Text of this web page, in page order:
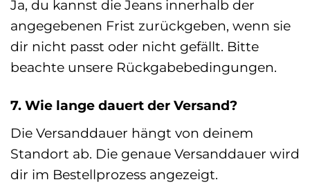
Ja, du kannst die Jeans innerhalb der
angegebenen Frist zurückgeben, wenn sie
dir nicht passt oder nicht gefällt. Bitte
beachte unsere Rückgabebedingungen.
7. Wie lange dauert der Versand?
Die Versanddauer hängt von deinem
Standort ab. Die genaue Versanddauer wird
dir im Bestellprozess angezeigt.